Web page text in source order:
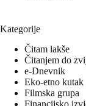
Kategorije
Čitam lakše
Čitanjem do
e-Dnevnik
Eko-etno kutak
Filmska grupa